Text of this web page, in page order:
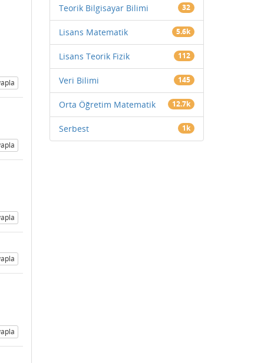
Teorik Bilgisayar Bilimi 32
Lisans Matematik 5.6k
Lisans Teorik Fizik 112
Veri Bilimi 145
Orta Öğretim Matematik 12.7k
Serbest 1k